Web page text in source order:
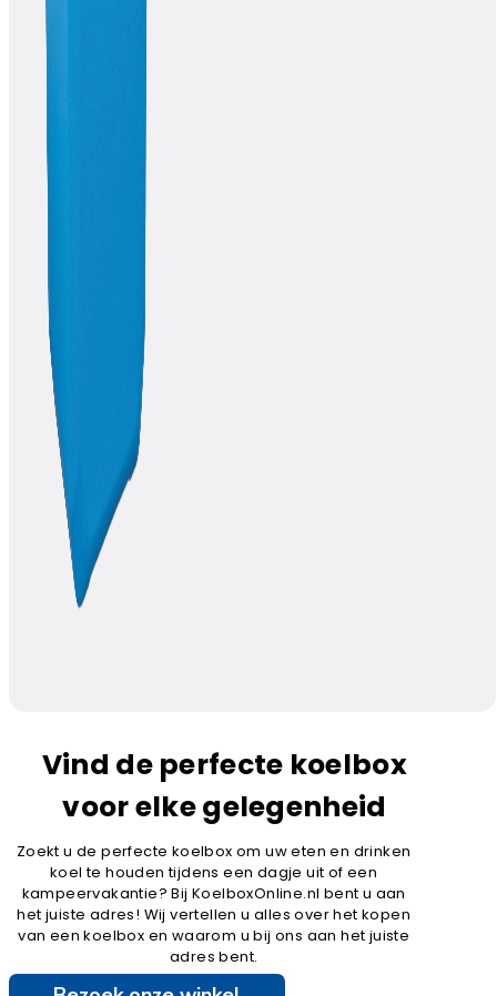
Vind de perfecte koelbox
voor elke gelegenheid
Zoekt u de perfecte koelbox om uw eten en drinken
koel te houden tijdens een dagje uit of een
kampeervakantie? Bij KoelboxOnline.nl bent u aan
het juiste adres! Wij vertellen u alles over het kopen
van een koelbox en waarom u bij ons aan het juiste
adres bent.